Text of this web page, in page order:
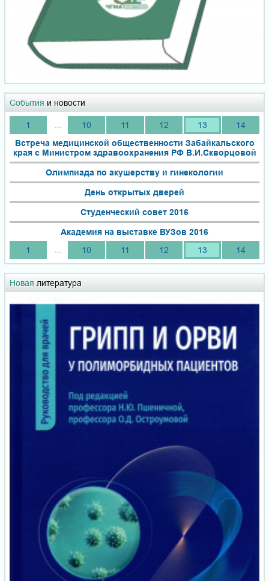
События и новости
1 10 11 12 13
14
Встреча медицинской общественности Забайкальского
края с Министром здравоохранения РФ В.И.Скворцовой
Олимпиада по акушерству и гинекологии
День открытых дверей
Студенческий совет 2016
Академия на выставке ВУЗов 2016
1
10 11 12 13 14
Новая литература